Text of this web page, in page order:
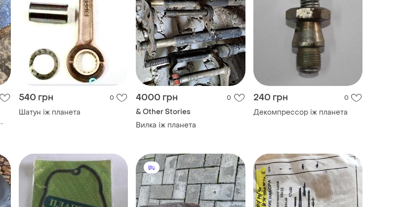
540 грн 0
Шатун іж планета
4000 грн 0
& Other Stories
Вилка іж планета
240 грн 0
Декомпрессор іж планета